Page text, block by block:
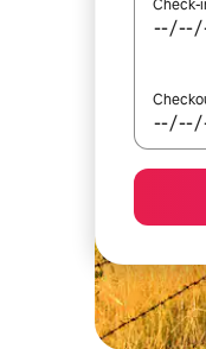
Check-